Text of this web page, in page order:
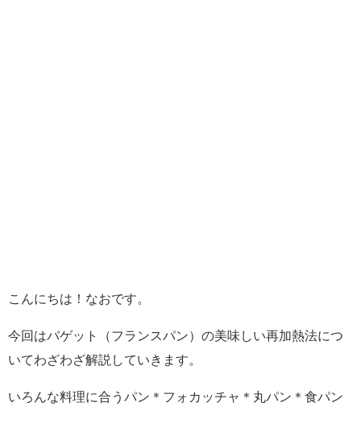
こんにちは！なおです。
今回はバゲット（フランスパン）の美味しい再加熱法につ
いてわざわざ解説していきます。
いろんな料理に合うパン＊フォカッチャ＊丸パン＊食パン